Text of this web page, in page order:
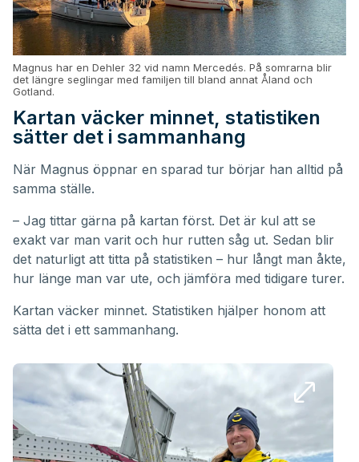
Magnus har en Dehler 32 vid namn Mercedés. På somrarna blir
det längre seglingar med familjen till bland annat Åland och
Gotland.
Kartan väcker minnet, statistiken
sätter det i sammanhang
När Magnus öppnar en sparad tur börjar han alltid på
samma ställe.
– Jag tittar gärna på kartan först. Det är kul att se
exakt var man varit och hur rutten såg ut. Sedan blir
det naturligt att titta på statistiken – hur långt man åkte,
hur länge man var ute, och jämföra med tidigare turer.
Kartan väcker minnet. Statistiken hjälper honom att
sätta det i ett sammanhang.